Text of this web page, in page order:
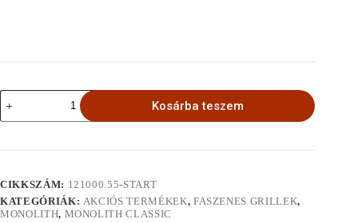
MONOLITH
TWO.55
Csomagakció
Kosárba teszem
CIKKSZÁM: 121000.55-START
KATEGÓRIÁK: AKCIÓS TERMÉKEK, FASZENES GRILLEK,
MONOLITH, MONOLITH CLASSIC